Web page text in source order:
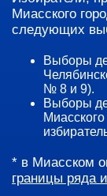
Миасского
следующих
Выборы
№ 8 и 9).
Выборы
Миасского
* в Миасском
границы ряда